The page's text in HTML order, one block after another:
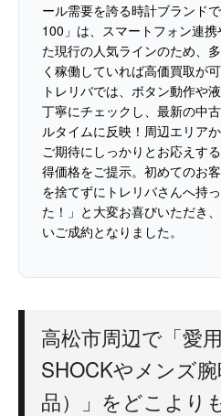
ール需要を誇る時計ブランド
100」は、スマートフォン連
た現行の人気ラインのため、
く稼働していれば高価買取が可
トレリバでは、ボタン動作や
丁寧にチェックし、最新の中
ルタイムに反映！周辺エリア
ご期待にしっかりとお応えす
得価格をご提示。初めてのお
を捨てずにトレリバさんへ持
た！」と大変お喜びいただき
いご成約となりました。
高松市周辺で「愛
SHOCKやメンズ
品）」をどこより